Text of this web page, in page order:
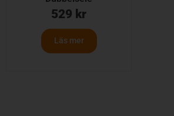
529 kr
Läs mer